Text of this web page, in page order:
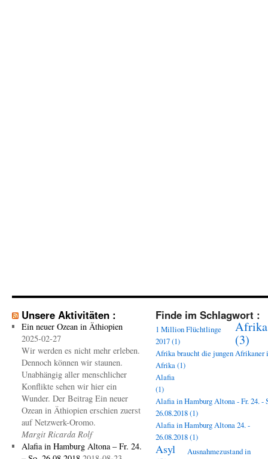
Unsere Aktivitäten :
Ein neuer Ozean in Äthiopien
2025-02-27
Wir werden es nicht mehr erleben.
Dennoch können wir staunen.
Unabhängig aller menschlicher
Konflikte sehen wir hier ein
Wunder. Der Beitrag Ein neuer
Ozean in Äthiopien erschien zuerst
auf Netzwerk-Oromo.
Margit Ricarda Rolf
Alafia in Hamburg Altona – Fr. 24.
Finde im Schlagwort :
1 Million Flüchtlinge
2017(1)
Afrika
(3)
Afrika braucht die jungen Afrikaner
Afrika(1)
Alafia
(1)
Alafia in Hamburg Altona - Fr. 24. -
26.08.2018(1)
Alafia in Hamburg Altona 24. -
26.08.2018(1)
Asyl
Ausnahmezustand in